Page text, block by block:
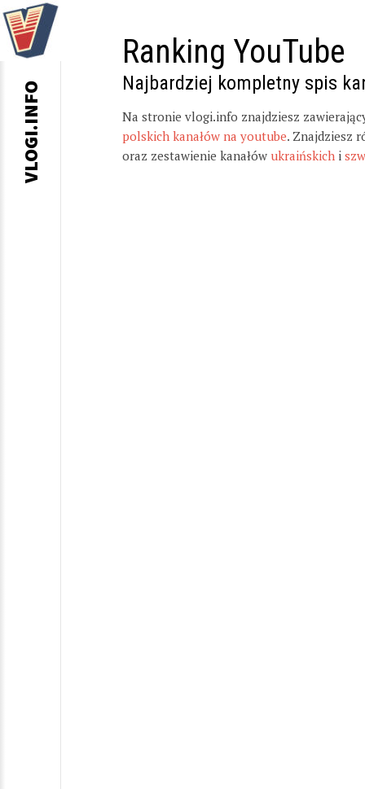
Ranking YouTube
Najbardziej kompletny spis
Na stronie vlogi.info znajdziesz
polskich kanałów na youtube. Znajdziesz
oraz zestawienie kanałów ukraińskich i
VLOGI.INFO